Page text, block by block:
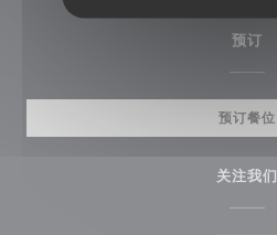
预订
预订餐位
关注我们